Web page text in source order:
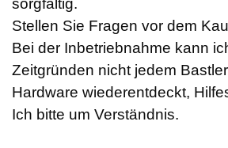
sorgfältig.
Stellen Sie Fragen vor dem
Bei der Inbetriebnahme kann
Zeitgründen nicht jedem
Hardware wiederentdeckt,
Ich bitte um Verständnis.